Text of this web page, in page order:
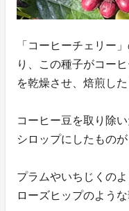
「コーヒーチェリー
り、この種子がコー
を乾燥させ、焙煎し
コーヒー豆を取り除
シロップにしたもの
プラムやいちじくの
ローズヒップのよう